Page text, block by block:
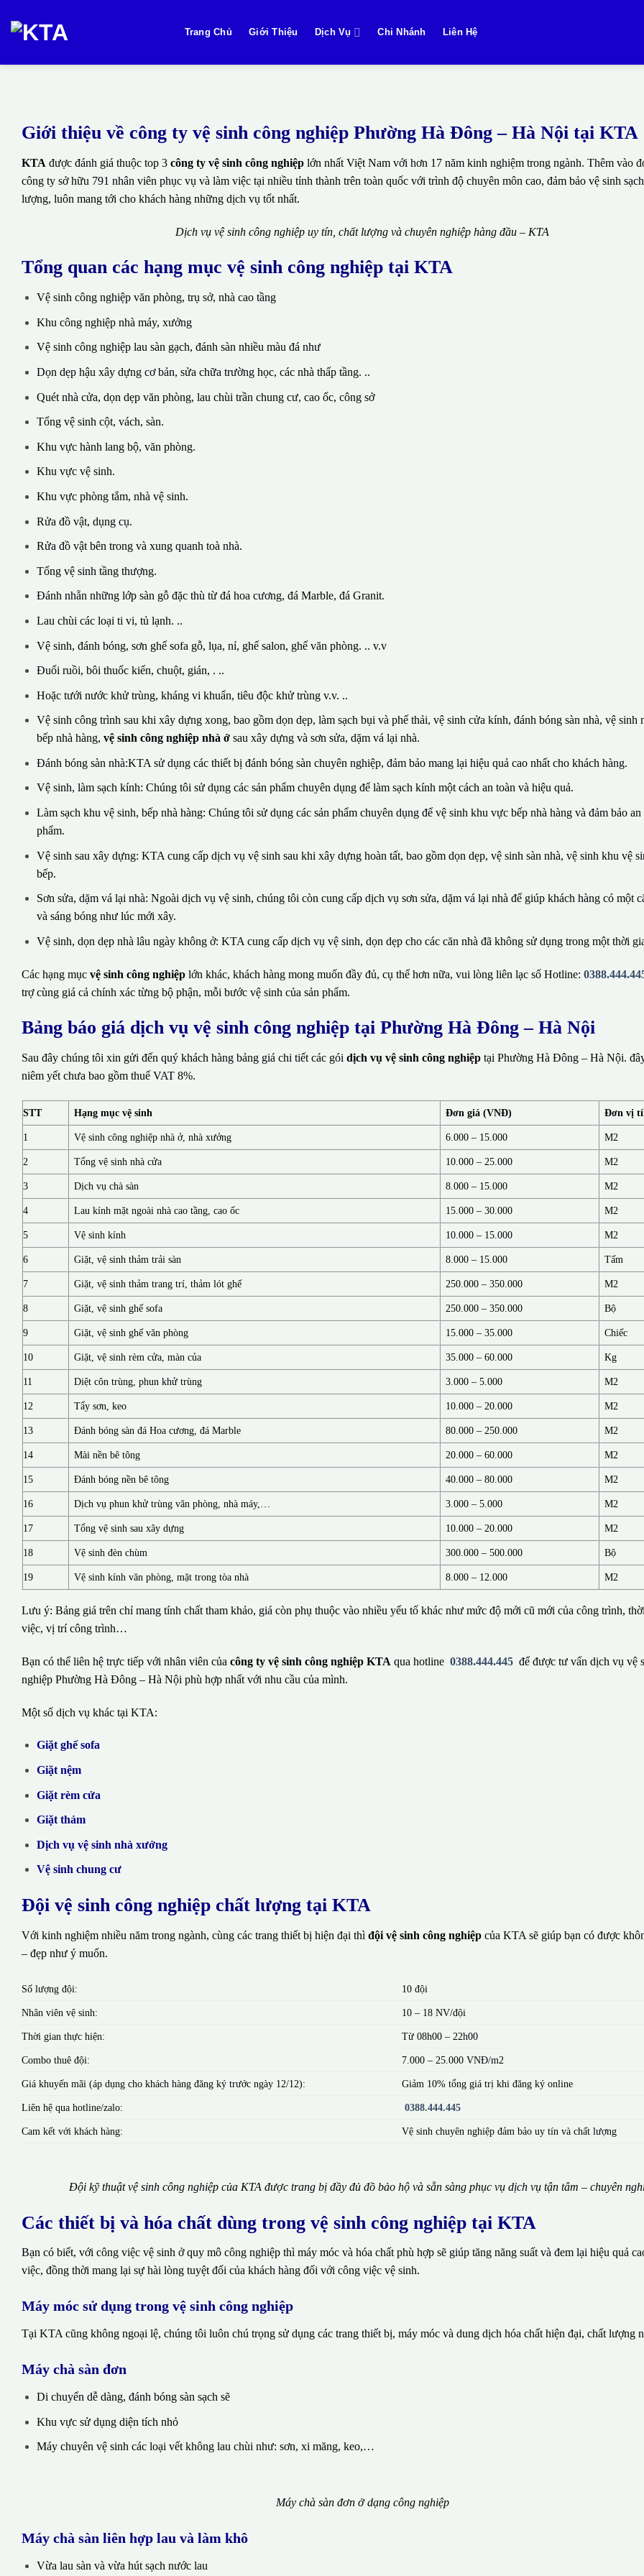
qua
dung
Trang Chủ Giới Thiệu Dịch Vụ Chi Nhánh Liên Hệ
Giới thiệu về công ty vệ sinh công nghiệp Phường Hà Đông – Hà Nội tại KTA
KTA được đánh giá thuộc top 3 công ty vệ sinh công nghiệp lớn nhất Việt Nam với hơn 17 năm kinh nghiệm trong ngành. Thêm vào
công ty sở hữu 791 nhân viên phục vụ và làm việc tại nhiều tỉnh thành trên toàn quốc với trình độ chuyên môn cao, đảm bảo vệ sinh
lượng, luôn mang tới cho khách hàng những dịch vụ tốt nhất.
Dịch vụ vệ sinh công nghiệp uy tín, chất lượng và chuyên nghiệp hàng đầu – KTA
Tổng quan các hạng mục vệ sinh công nghiệp tại KTA
Vệ sinh công nghiệp văn phòng, trụ sở, nhà cao tầng
Khu công nghiệp nhà máy, xưởng
Vệ sinh công nghiệp lau sàn gạch, đánh sàn nhiều màu đá như
Dọn dẹp hậu xây dựng cơ bản, sửa chữa trường học, các nhà thấp tầng. ..
Quét nhà cửa, dọn dẹp văn phòng, lau chùi trần chung cư, cao ốc, công sở
Tổng vệ sinh cột, vách, sàn.
Khu vực hành lang bộ, văn phòng.
Khu vực vệ sinh.
Khu vực phòng tắm, nhà vệ sinh.
Rửa đồ vật, dụng cụ.
Rửa đồ vật bên trong và xung quanh toà nhà.
Tổng vệ sinh tầng thượng.
Đánh nhẵn những lớp sàn gỗ đặc thù từ đá hoa cương, đá Marble, đá Granit.
Lau chùi các loại ti vi, tủ lạnh. ..
Vệ sinh, đánh bóng, sơn ghế sofa gỗ, lụa, nỉ, ghế salon, ghế văn phòng. .. v.v
Đuổi ruồi, bôi thuốc kiến, chuột, gián, . ..
Hoặc tưới nước khử trùng, kháng vi khuẩn, tiêu độc khử trùng v.v. ..
Vệ sinh công trình sau khi xây dựng xong, bao gồm dọn dẹp, làm sạch bụi và phế thải, vệ sinh cửa kính, đánh bóng sàn nhà, vệ sinh
bếp nhà hàng, vệ sinh công nghiệp nhà ởsau xây dựng và sơn sửa, dặm vá lại nhà.
Đánh bóng sàn nhà:KTA sử dụng các thiết bị đánh bóng sàn chuyên nghiệp, đảm bảo mang lại hiệu quả cao nhất cho khách hàng.
Vệ sinh, làm sạch kính: Chúng tôi sử dụng các sản phẩm chuyên dụng để làm sạch kính một cách an toàn và hiệu quả.
Làm sạch khu vệ sinh, bếp nhà hàng: Chúng tôi sử dụng các sản phẩm chuyên dụng để vệ sinh khu vực bếp nhà hàng và đảm bảo
phẩm.
Vệ sinh sau xây dựng: KTA cung cấp dịch vụ vệ sinh sau khi xây dựng hoàn tất, bao gồm dọn dẹp, vệ sinh sàn nhà, vệ sinh khu vệ
bếp.
Sơn sửa, dặm vá lại nhà: Ngoài dịch vụ vệ sinh, chúng tôi còn cung cấp dịch vụ sơn sửa, dặm vá lại nhà để giúp khách hàng có một
và sáng bóng như lúc mới xây.
Vệ sinh, dọn dẹp nhà lâu ngày không ở: KTA cung cấp dịch vụ vệ sinh, dọn dẹp cho các căn nhà đã không sử dụng trong một thời
Các hạng mục vệ sinh công nghiệp lớn khác, khách hàng mong muốn đầy đủ, cụ thể hơn nữa, vui lòng liên lạc số Hotline:
trợ cùng giá cả chính xác từng bộ phận, mỗi bước vệ sinh của sản phẩm.
Bảng báo giá dịch vụ vệ sinh công nghiệp tại Phường Hà Đông – Hà Nội
Sau đây chúng tôi xin gửi đến quý khách hàng bảng giá chi tiết các gói dịch vụ vệ sinh công nghiệp tại Phường Hà Đông – Hà Nội.
niêm yết chưa bao gồm thuế VAT 8%.
STT Hạng mục vệ sinh Đơn giá (VNĐ) Đơn vị
1 Vệ sinh công nghiệp nhà ở, nhà xưởng 6.000 – 15.000 M2
2 Tổng vệ sinh nhà cửa 10.000 – 25.000 M2
3 Dịch vụ chà sàn 8.000 – 15.000 M2
4 Lau kính mặt ngoài nhà cao tầng, cao ốc 15.000 – 30.000 M2
5 Vệ sinh kính 10.000 – 15.000 M2
6 Giặt, vệ sinh thảm trải sàn 8.000 – 15.000 Tấm
7 Giặt, vệ sinh thảm trang trí, thảm lót ghế 250.000 – 350.000 M2
8 Giặt, vệ sinh ghế sofa 250.000 – 350.000 Bộ
9 Giặt, vệ sinh ghế văn phòng 15.000 – 35.000 Chiếc
10 Giặt, vệ sinh rèm cửa, màn của 35.000 – 60.000 Kg
11 Diệt côn trùng, phun khử trùng 3.000 – 5.000 M2
12 Tẩy sơn, keo 10.000 – 20.000 M2
13 Đánh bóng sàn đá Hoa cương, đá Marble 80.000 – 250.000 M2
14 Mài nền bê tông 20.000 – 60.000 M2
15 Đánh bóng nền bê tông 40.000 – 80.000 M2
16 Dịch vụ phun khử trùng văn phòng, nhà máy,… 3.000 – 5.000 M2
17 Tổng vệ sinh sau xây dựng 10.000 – 20.000 M2
18 Vệ sinh đèn chùm 300.000 – 500.000 Bộ
19 Vệ sinh kính văn phòng, mặt trong tòa nhà 8.000 – 12.000 M2
Lưu ý: Bảng giá trên chỉ mang tính chất tham khảo, giá còn phụ thuộc vào nhiều yếu tố khác như mức độ mới cũ mới của công trình,
việc, vị trí công trình…
Bạn có thể liên hệ trực tiếp với nhân viên của công ty vệ sinh công nghiệp KTA qua hotline 0388.444.445 để được tư vấn dịch vụ vệ
nghiệp Phường Hà Đông – Hà Nội phù hợp nhất với nhu cầu của mình.
Một số dịch vụ khác tại KTA:
Giặt ghế sofa
Giặt nệm
Giặt rèm cửa
Giặt thảm
Dịch vụ vệ sinh nhà xưởng
Vệ sinh chung cư
Đội vệ sinh công nghiệp chất lượng tại KTA
Với kinh nghiệm nhiều năm trong ngành, cùng các trang thiết bị hiện đại thì đội vệ sinh công nghiệp của KTA sẽ giúp bạn có được
– đẹp như ý muốn.
Số lượng đội: 10 đội
Nhân viên vệ sinh: 10 – 18 NV/đội
Thời gian thực hiện: Từ 08h00 – 22h00
Combo thuê đội: 7.000 – 25.000 VNĐ/m2
Giá khuyến mãi (áp dụng cho khách hàng đăng ký trước ngày 12/12): Giảm 10% tổng giá trị khi đăng ký online
Liên hệ qua hotline/zalo: 0388.444.445
Cam kết với khách hàng: Vệ sinh chuyên nghiệp đảm bảo uy tín và chất lượng
Đội kỹ thuật vệ sinh công nghiệp của KTA được trang bị đầy đủ đồ bảo hộ và sẵn sàng phục vụ dịch vụ tận tâm – chuyên
Các thiết bị và hóa chất dùng trong vệ sinh công nghiệp tại KTA
Bạn có biết, với công việc vệ sinh ở quy mô công nghiệp thì máy móc và hóa chất phù hợp sẽ giúp tăng năng suất và đem lại hiệu quả
việc, đồng thời mang lại sự hài lòng tuyệt đối của khách hàng đối với công việc vệ sinh.
Máy móc sử dụng trong vệ sinh công nghiệp
Tại KTA cũng không ngoại lệ, chúng tôi luôn chú trọng sử dụng các trang thiết bị, máy móc và dung dịch hóa chất hiện đại, chất lượng
Máy chà sàn đơn
Di chuyển dễ dàng, đánh bóng sàn sạch sẽ
Khu vực sử dụng diện tích nhỏ
Máy chuyên vệ sinh các loại vết không lau chùi như: sơn, xi măng, keo,…
Máy chà sàn đơn ở dạng công nghiệp
Máy chà sàn liên hợp lau và làm khô
Vừa lau sàn và vừa hút sạch nước lau